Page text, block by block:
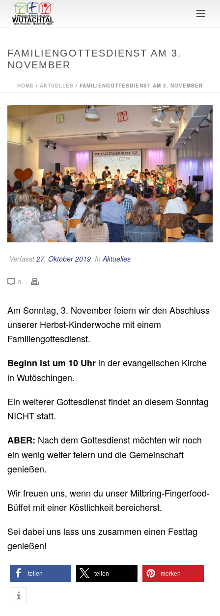
FAMILIENGOTTESDIENST AM 3.
NOVEMBER
HOME / AKTUELLES / FAMILIENGOTTESDIENST AM 3. NOVEMBER
Verfasst27. Oktober 2019 In Aktuelles
0
Am Sonntag, 3. November feiern wir den Abschluss
unserer Herbst-Kinderwoche mit einem
Familiengottesdienst.
Beginn ist um 10 Uhr in der evangelischen Kirche
in Wutöschingen.
Ein weiterer Gottesdienst findet an diesem Sonntag
NICHT statt.
ABER: Nach dem Gottesdienst möchten wir noch
ein wenig weiter feiern und die Gemeinschaft
genießen.
Wir freuen uns, wenn du unser Mitbring-Fingerfood-
Büffet mit einer Köstlichkeit bereicherst.
Sei dabei uns lass uns zusammen einen Festtag
genießen!
teilen teilen merken